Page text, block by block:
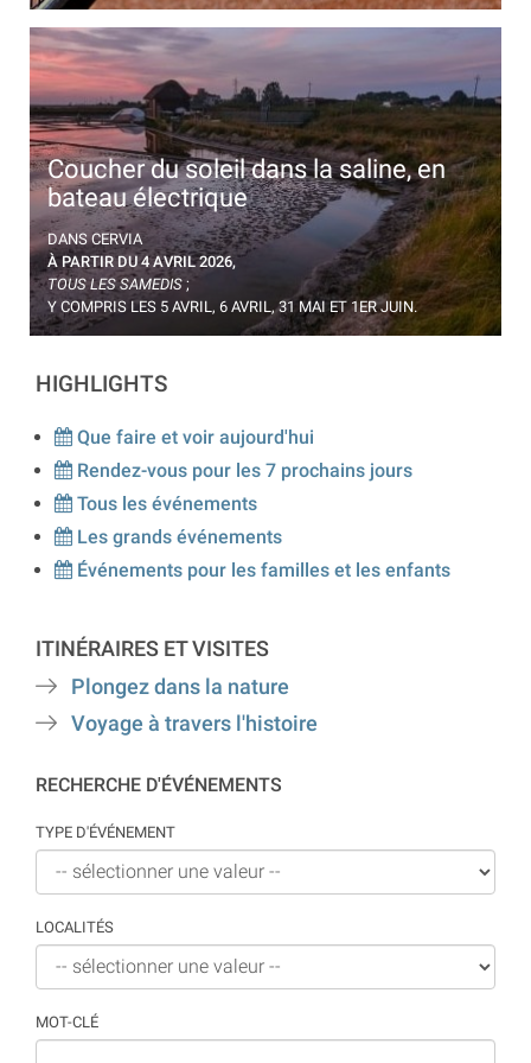
Coucher du soleil dans la saline, en
bateau électrique
En bateau électrique au cœur de la saline de Cervia,
pour vivre l'atmosphère magique du coucher du
soleil.
DANS CERVIA
À PARTIR DU 4 AVRIL 2026,
TOUS LES SAMEDIS ;
Y COMPRIS LES 5 AVRIL, 6 AVRIL, 31 MAI ET 1ER JUIN.
HIGHLIGHTS
Que faire et voir aujourd'hui
Rendez-vous pour les 7 prochains jours
Tous les événements
Les grands événements
Événements pour les familles et les enfants
ITINÉRAIRES ET VISITES
Plongez dans la nature
Voyage à travers l'histoire
RECHERCHE D'ÉVÉNEMENTS
TYPE D'ÉVÉNEMENT
LOCALITÉS
MOT-CLÉ